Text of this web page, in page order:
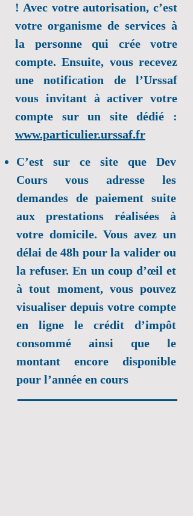
! Avec votre autorisation, c’est
votre organisme de services à
la personne qui crée votre
compte. Ensuite, vous recevez
une notification de l’Urssaf
vous invitant à activer votre
compte sur un site dédié :
www.particulier.urssaf.fr
C’est sur ce site que Dev
Cours vous adresse les
demandes de paiement suite
aux prestations réalisées à
votre domicile. Vous avez un
délai de 48h pour la valider ou
la refuser. En un coup d’œil et
à tout moment, vous pouvez
visualiser depuis votre compte
en ligne le crédit d’impôt
consommé ainsi que le
montant encore disponible
pour l’année en cours